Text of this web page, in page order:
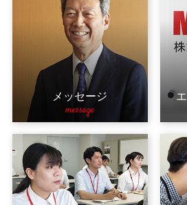
メッセージ
message